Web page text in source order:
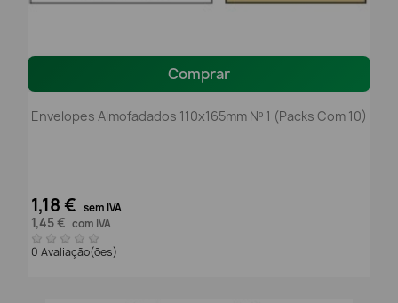
Comprar
Envelopes Almofadados 110x165mm Nº 1 (packs Com 10)
1,18 € sem IVA
1,45 € com IVA
0 Avaliação(ões)